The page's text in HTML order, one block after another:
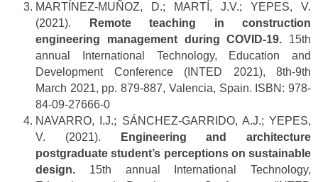
MARTÍNEZ-MUÑOZ, D.; MARTÍ, J.V.; YEPES, V.
(2021).
Remote teaching in construction
engineering management during COVID-19. 15th
annual International Technology, Education and
Development Conference (INTED 2021), 8th-9th
March 2021, pp. 879-887, Valencia, Spain. ISBN: 978-
84-09-27666-0
NAVARRO, I.J.; SÁNCHEZ-GARRIDO, A.J.; YEPES,
V. (2021).
Engineering and architecture
postgraduate student’s perceptions on sustainable
design. 15th annual International Technology,